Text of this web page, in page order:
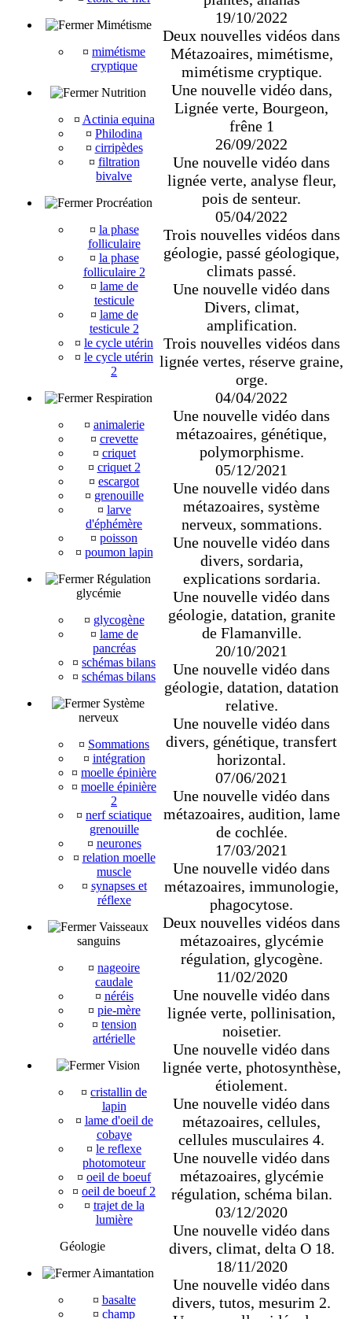
Mimétisme
¤ mimétisme
cryptique
Nutrition
¤ Actinia equina
¤ Philodina
¤ cirripèdes
¤ filtration
bivalve
Procréation
¤ la phase
folliculaire
¤ la phase
folliculaire 2
¤ lame de
testicule
¤ lame de
testicule 2
¤ le cycle utérin
¤ le cycle utérin
2
Respiration
¤ animalerie
¤ crevette
¤ criquet
¤ criquet 2
¤ escargot
¤ grenouille
¤ larve
d'éphémère
¤ poisson
¤ poumon lapin
Régulation
glycémie
¤ glycogène
¤ lame de
pancréas
¤ schémas bilans
¤ schémas bilans
Système
nerveux
¤ Sommations
¤ intégration
¤ moelle épinière
¤ moelle épinière
2
¤ nerf sciatique
grenouille
¤ neurones
¤ relation moelle
muscle
¤ synapses et
réflexe
Vaisseaux
sanguins
¤ nageoire
caudale
¤ néréis
¤ pie-mère
¤ tension
artérielle
Vision
¤ cristallin de
lapin
¤ lame d'oeil de
cobaye
¤ le reflexe
photomoteur
¤ oeil de boeuf
¤ oeil de boeuf 2
¤ trajet de la
lumière
Géologie
Aimantation
¤ basalte
¤ champ
19/10/2022
Deux nouvelles vidéos dans
Métazoaires, mimétisme,
mimétisme cryptique.
Une nouvelle vidéo dans,
Lignée verte, Bourgeon,
frêne 1
26/09/2022
Une nouvelle vidéo dans
lignée verte, analyse fleur,
pois de senteur.
05/04/2022
Trois nouvelles vidéos dans
géologie, passé géologique,
climats passé.
Une nouvelle vidéo dans
Divers, climat,
amplification.
Trois nouvelles vidéos dans
lignée vertes, réserve graine,
orge.
04/04/2022
Une nouvelle vidéo dans
métazoaires, génétique,
polymorphisme.
05/12/2021
Une nouvelle vidéo dans
métazoaires, système
nerveux, sommations.
Une nouvelle vidéo dans
divers, sordaria,
explications sordaria.
Une nouvelle vidéo dans
géologie, datation, granite
de Flamanville.
20/10/2021
Une nouvelle vidéo dans
géologie, datation, datation
relative.
Une nouvelle vidéo dans
divers, génétique, transfert
horizontal.
07/06/2021
Une nouvelle vidéo dans
métazoaires, audition, lame
de cochlée.
17/03/2021
Une nouvelle vidéo dans
métazoaires, immunologie,
phagocytose.
Deux nouvelles vidéos dans
métazoaires, glycémie
régulation, glycogène.
11/02/2020
Une nouvelle vidéo dans
lignée verte, pollinisation,
noisetier.
Une nouvelle vidéo dans
lignée verte, photosynthèse,
étiolement.
Une nouvelle vidéo dans
métazoaires, cellules,
cellules musculaires 4.
Une nouvelle vidéo dans
métazoaires, glycémie
régulation, schéma bilan.
03/12/2020
Une nouvelle vidéo dans
divers, climat, delta O 18.
18/11/2020
Une nouvelle vidéo dans
divers, tutos, mesurim 2.